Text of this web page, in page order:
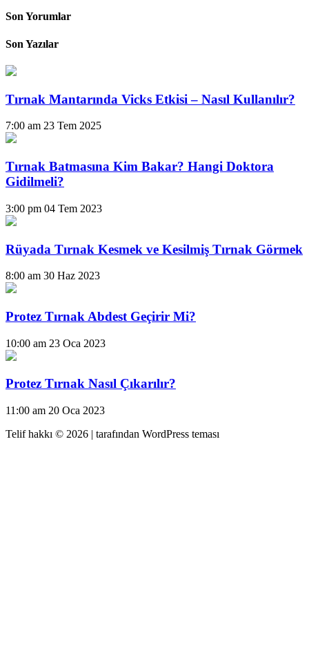
Son Yorumlar
Son Yazılar
Tırnak Mantarında Vicks Etkisi – Nasıl Kullanılır?
7:00 am 23 Tem 2025
Tırnak Batmasına Kim Bakar? Hangi Doktora
Gidilmeli?
3:00 pm 04 Tem 2023
Rüyada Tırnak Kesmek ve Kesilmiş Tırnak Görmek
8:00 am 30 Haz 2023
Protez Tırnak Abdest Geçirir Mi?
10:00 am 23 Oca 2023
Protez Tırnak Nasıl Çıkarılır?
11:00 am 20 Oca 2023
Telif hakkı © 2026 | tarafından WordPress teması